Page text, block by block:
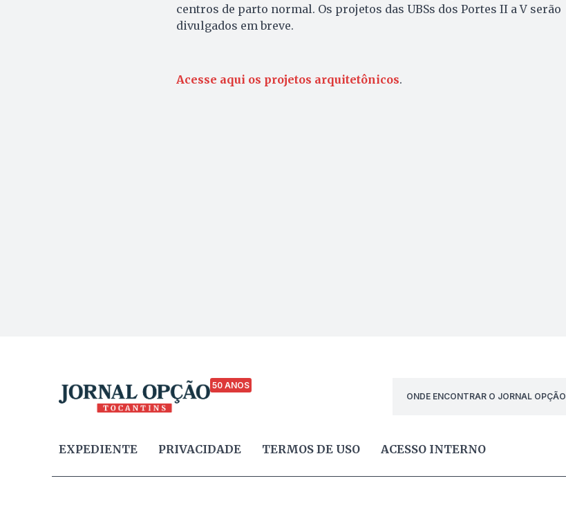
centros de parto normal. Os projetos das UBSs dos Portes II a V serão
divulgados em breve.
Acesse aqui os projetos arquitetônicos.
50 ANOS
ONDE ENCONTRAR O JORNAL OPÇÃO
EXPEDIENTE PRIVACIDADE TERMOS DE USO ACESSO INTERNO